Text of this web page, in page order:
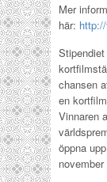
Mer
här:
chansen
en
Vinnaren
öppna
november